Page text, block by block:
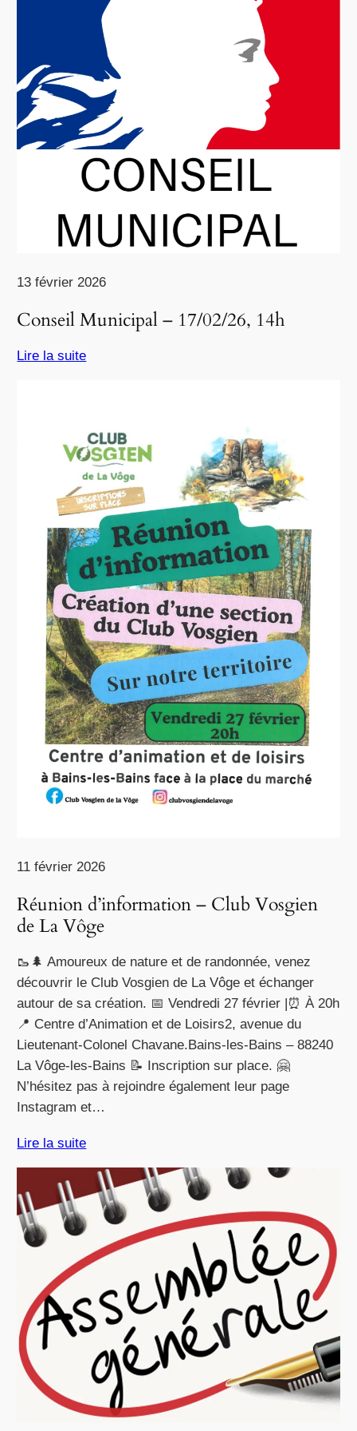
13 février 2026
Conseil Municipal – 17/02/26, 14h
Lire la suite
11 février 2026
Réunion d’information – Club Vosgien
de La Vôge
🥾🌲 Amoureux de nature et de randonnée, venez
découvrir le Club Vosgien de La Vôge et échanger
autour de sa création. 📅 Vendredi 27 février |⏰ À 20h
📍 Centre d’Animation et de Loisirs2, avenue du
Lieutenant-Colonel Chavane.Bains-les-Bains – 88240
La Vôge-les-Bains 📝 Inscription sur place. 🤗
N’hésitez pas à rejoindre également leur page
Instagram et…
Lire la suite